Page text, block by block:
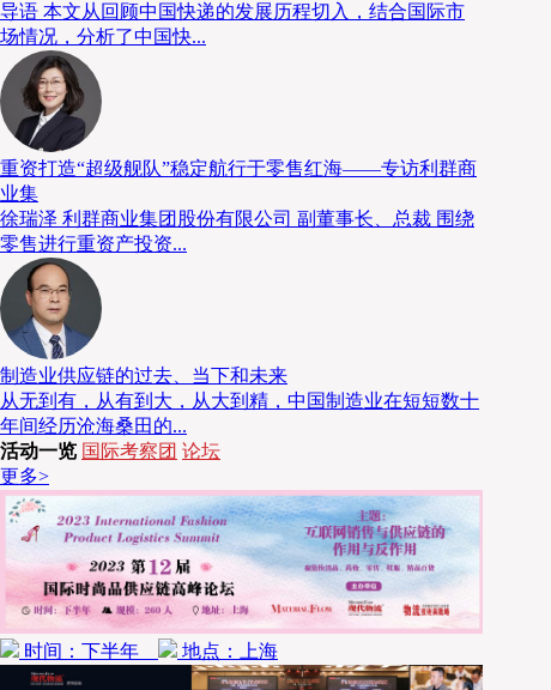
导语 本文从回顾中国快递的发展历程切入，结合国际市
场情况，分析了中国快...
重资打造“超级舰队”稳定航行于零售红海——专访利群商
业集
徐瑞泽 利群商业集团股份有限公司 副董事长、总裁 围绕
零售进行重资产投资...
制造业供应链的过去、当下和未来
从无到有，从有到大，从大到精，中国制造业在短短数十
年间经历沧海桑田的...
活动一览 国际考察团 论坛
更多>
时间：下半年 地点：上海